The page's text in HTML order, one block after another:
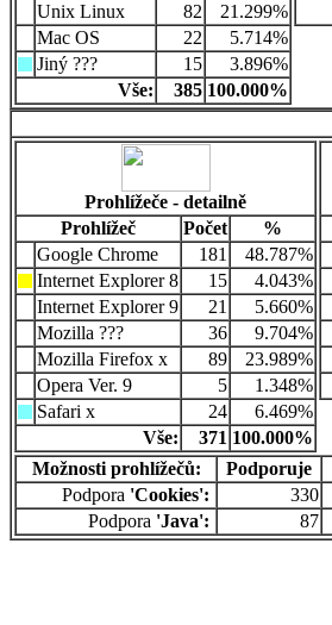
Unix Linux
82
21.299%
Mac OS
22
5.714%
Jiný ???
15
3.896%
Vše:
385 100.000%
Prohlížeče - detailně
Prohlížeč
Počet
%
Google Chrome
181
48.787%
Internet Explorer 8
15
4.043%
Internet Explorer 9
21
5.660%
Mozilla ???
36
9.704%
Mozilla Firefox x
89
23.989%
Opera Ver. 9
5
1.348%
Safari x
24
6.469%
Vše:
371 100.000%
Možnosti prohlížečů: Podporuje
Podpora 'Cookies': 330
Podpora 'Java': 87